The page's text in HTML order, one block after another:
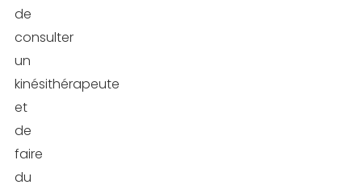
de
consulter
un
kinésithérapeute
et
de
faire
du